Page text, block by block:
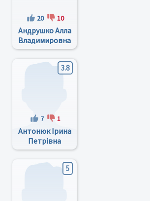
20 10
Андрушко Алла
Владимировна
3.8
7 1
Антонюк Ірина
Петрівна
5